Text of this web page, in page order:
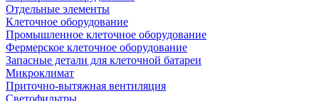
Отдельные элементы
Клеточное оборудование
Промышленное клеточное оборудование
Фермерское клеточное оборудование
Запасные детали для клеточной батареи
Микроклимат
Приточно-вытяжная вентиляция
Светофильтры